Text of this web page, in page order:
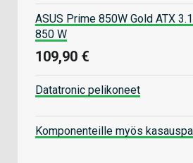
ASUS Prime 850W Gold ATX
850 W
109,90 €
Datatronic pelikoneet
Komponenteille myös